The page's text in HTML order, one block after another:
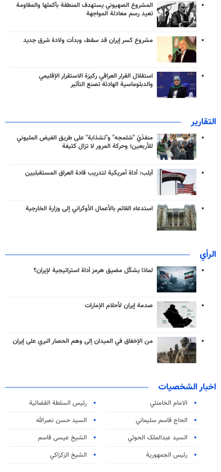
المشروع الصهيوني يستهدف المنطقة بأكملها والمقاومة
تعيد رسم معادلة المواجهة
مشروع كسر إيران قد سقط، وبدأت ولادة شرق جديد
استقلال القرار العراقي ركيزة الاستقرار الإقليمي
والدبلوماسية الهادئة تصنع التأثير
التقارير
منفذَيّ "شلمجه" و"تشذابة" على طريق الفيض المليوني
للأربعين؛ وحركة المرور لا تزال كثيفة
آيلب: أداة أمريكية لتدريب قادة العراق المستقبليين
استدعاء القائم بالأعمال الأوكراني إلى وزارة الخارجية
الرأي
لماذا يشكّل مضيق هرمز أداة استراتيجية لإيران؟
صدمة إيران لأحلام الإمارات
من الإخفاق في الميدان إلى وهم الحصار البري على إيران
اخبار الشخصيات
الامام الخامنئي
رئیس السلطة القضائیة
الحاج قاسم سليماني
السيد حسن نصرالله
السید عبدالملک الحوثي
الشيخ عيسى قاسم
رئيس الجمهورية
الشيخ الزكزاكي